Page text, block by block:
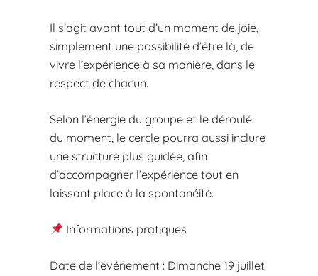
Il s’agit avant tout d’un moment de joie,
simplement une possibilité d’être là, de
vivre l’expérience à sa manière, dans le
respect de chacun.
Selon l’énergie du groupe et le déroulé
du moment, le cercle pourra aussi inclure
une structure plus guidée, afin
d’accompagner l’expérience tout en
laissant place à la spontanéité.
Informations pratiques
Date de l’événement : Dimanche 19 juillet